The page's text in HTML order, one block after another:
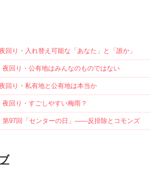
回り・入れ替え可能な「あなた」と「誰か」
夜回り・公有地はみんなのものではない
回り・私有地と公有地は本当か
回り・すごしやすい梅雨？
第97回「センターの日」——反排除とコモンズ